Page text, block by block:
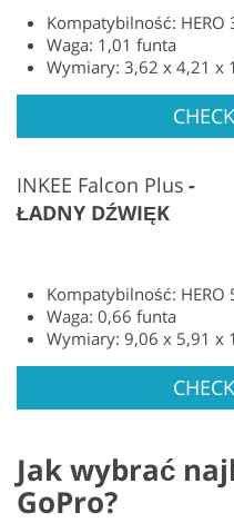
Kompatybilność: HERO
Waga: 1,01 funta
Wymiary: 3,62 x 4,21 x
INKEE Falcon Plus
ŁADNY DŹWIĘK
Kompatybilność: HERO
Waga: 0,66 funta
Wymiary: 9,06 x 5,91 x
Jak wybrać
GoPro?